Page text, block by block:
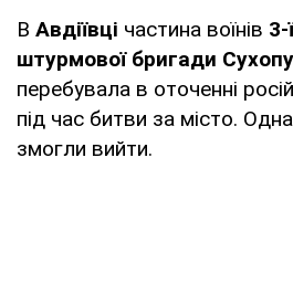
В Авдіївці частина воїнів 3-
штурмової бригади
перебувала в оточенні
під час битви за місто.
змогли вийти.